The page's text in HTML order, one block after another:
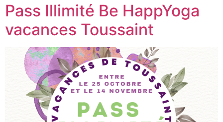
Pass Illimité Be HappYoga
vacances Toussaint